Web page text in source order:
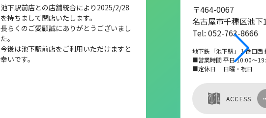
池下駅前店との店舗統合により2025/2/28
を持ちまして閉店いたします。
長らくのご愛顧誠にありがとうございまし
た。
今後は池下駅前店をご利用いただけますと
幸いです。
〒464-0067
名古屋市千種区池
Tel: 052-763-8666
地下鉄「池下駅」１番口西
■営業時間 平日 10:00～
■定休日 日曜・祝日
ACCESS